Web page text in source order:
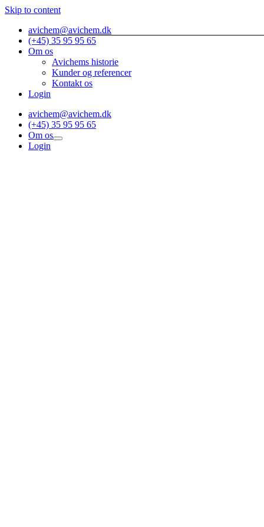
Skip to content
avichem@avichem.dk
(+45) 35 95 95 65
Om os
Avichems historie
Kunder og referencer
Kontakt os
Login
avichem@avichem.dk
(+45) 35 95 95 65
Om os
Login